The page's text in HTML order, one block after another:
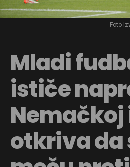
Foto
Mladi
ističe
Nemačkoj
otkriva da